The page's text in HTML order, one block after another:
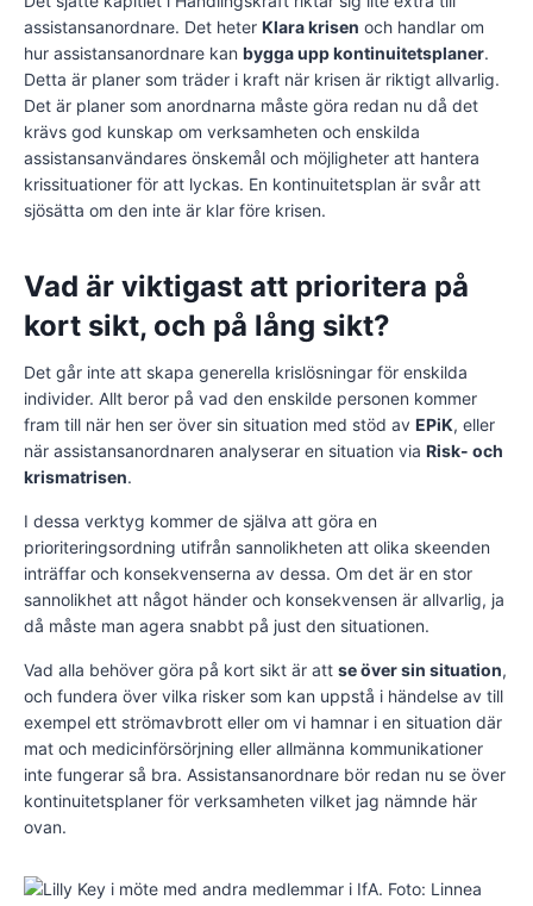
assistansanordnare. Det heter Klara krisen och handlar om
hur assistansanordnare kan bygga upp kontinuitetsplaner.
Detta är planer som träder i kraft när krisen är riktigt allvarlig.
Det är planer som anordnarna måste göra redan nu då det
krävs god kunskap om verksamheten och enskilda
assistansanvändares önskemål och möjligheter att hantera
krissituationer för att lyckas. En kontinuitetsplan är svår att
sjösätta om den inte är klar före krisen.
Vad är viktigast att prioritera på
kort sikt, och på lång sikt?
Det går inte att skapa generella krislösningar för enskilda
individer. Allt beror på vad den enskilde personen kommer
fram till när hen ser över sin situation med stöd av EPiK, eller
när assistansanordnaren analyserar en situation via Risk- och
krismatrisen.
I dessa verktyg kommer de själva att göra en
prioriteringsordning utifrån sannolikheten att olika skeenden
inträffar och konsekvenserna av dessa. Om det är en stor
sannolikhet att något händer och konsekvensen är allvarlig, ja
då måste man agera snabbt på just den situationen.
Vad alla behöver göra på kort sikt är att se över sin situation,
och fundera över vilka risker som kan uppstå i händelse av till
exempel ett strömavbrott eller om vi hamnar i en situation där
mat och medicinförsörjning eller allmänna kommunikationer
inte fungerar så bra. Assistansanordnare bör redan nu se över
kontinuitetsplaner för verksamheten vilket jag nämnde här
ovan.